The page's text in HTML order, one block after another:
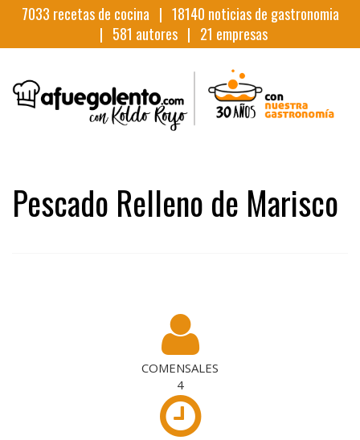
7033 recetas de cocina | 18140 noticias de gastronomia
| 581 autores | 21 empresas
Pescado Relleno de Marisco
COMENSALES
4